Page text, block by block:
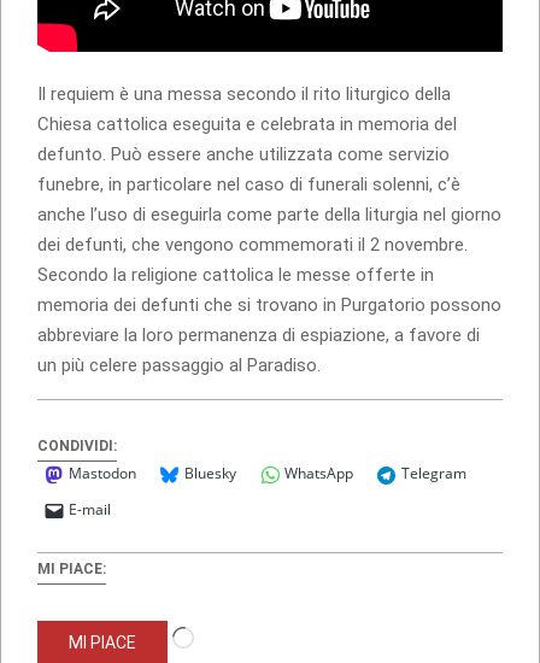
Il requiem è una messa secondo il rito liturgico della
Chiesa cattolica eseguita e celebrata in memoria del
defunto. Può essere anche utilizzata come servizio
funebre, in particolare nel caso di funerali solenni, c’è
anche l’uso di eseguirla come parte della liturgia nel giorno
dei defunti, che vengono commemorati il 2 novembre.
Secondo la religione cattolica le messe offerte in
memoria dei defunti che si trovano in Purgatorio possono
abbreviare la loro permanenza di espiazione, a favore di
un più celere passaggio al Paradiso.
CONDIVIDI:
Mastodon Bluesky WhatsApp
Telegram
E-mail
MI PIACE:
MI PIACE